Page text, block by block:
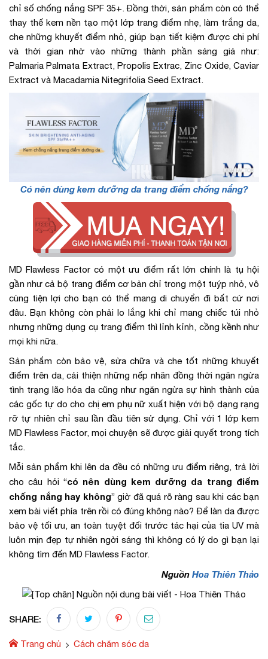
chỉ số chống nắng SPF 35+. Đồng thời, sản phẩm còn có thể
thay thế kem nền tạo một lớp trang điểm nhẹ, làm trắng da,
che những khuyết điểm nhỏ, giúp bạn tiết kiệm được chi phí
và thời gian nhờ vào những thành phần sáng giá như:
Palmaria Palmata Extract, Propolis Extrac, Zinc Oxide, Caviar
Extract và Macadamia Nitegrifolia Seed Extract.
Có nên dùng kem dưỡng da trang điểm chống nắng?
MD Flawless Factor có một ưu điểm rất lớn chính là tụ hội
gần như cả bộ trang điểm cơ bản chỉ trong một tuýp nhỏ, vô
cùng tiện lợi cho bạn có thể mang di chuyển đi bất cứ nơi
đâu. Bạn không còn phải lo lắng khi chỉ mang chiếc túi nhỏ
nhưng những dụng cụ trang điểm thì lỉnh kỉnh, cồng kềnh như
mọi khi nữa.
Sản phẩm còn bảo vệ, sửa chữa và che tốt những khuyết
điểm trên da, cải thiện những nếp nhăn đồng thời ngăn ngừa
tình trạng lão hóa da cũng như ngăn ngừa sự hình thành của
các gốc tự do cho chị em phụ nữ xuất hiện với bộ dạng rạng
rỡ tự nhiên chỉ sau lần đầu tiên sử dụng. Chỉ với 1 lớp kem
MD Flawless Factor, mọi chuyện sẽ được giải quyết trong tích
tắc.
Mỗi sản phẩm khi lên da đều có những ưu điểm riêng, trả lời
cho câu hỏi “có nên dùng kem dưỡng da trang điểm
chống nắng hay không” giờ đã quá rõ ràng sau khi các bạn
xem bài viết phía trên rồi có đúng không nào? Để làn da được
bảo vệ tối ưu, an toàn tuyệt đối trước tác hại của tia UV mà
luôn mịn đẹp tự nhiên ngời sáng thì không có lý do gì bạn lại
không tìm đến MD Flawless Factor.
Nguồn Hoa Thiên Thảo
SHARE:
Trang chủ Cách chăm sóc da